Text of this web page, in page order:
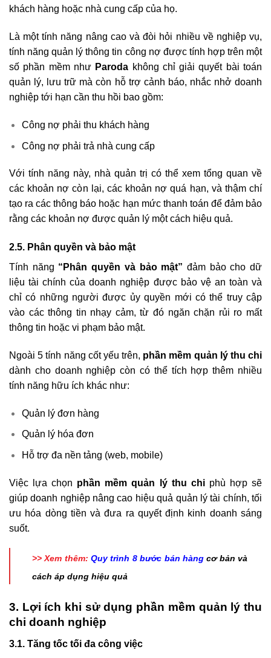
khách hàng hoặc nhà cung cấp của họ.
Là một tính năng nâng cao và đòi hỏi nhiều về nghiệp vụ,
tính năng quản lý thông tin công nợ được tính hợp trên một
số phần mềm như Paroda không chỉ giải quyết bài toán
quản lý, lưu trữ mà còn hỗ trợ cảnh báo, nhắc nhở doanh
nghiệp tới hạn cần thu hồi bao gồm:
Công nợ phải thu khách hàng
Công nợ phải trả nhà cung cấp
Với tính năng này, nhà quản trị có thể xem tổng quan về
các khoản nợ còn lại, các khoản nợ quá hạn, và thậm chí
tạo ra các thông báo hoặc hạn mức thanh toán để đảm bảo
rằng các khoản nợ được quản lý một cách hiệu quả.
2.5. Phân quyền và bảo mật
Tính năng “Phân quyền và bảo mật” đảm bảo cho dữ
liệu tài chính của doanh nghiệp được bảo vệ an toàn và
chỉ có những người được ủy quyền mới có thể truy cập
vào các thông tin nhạy cảm, từ đó ngăn chặn rủi ro mất
thông tin hoặc vi phạm bảo mật.
Ngoài 5 tính năng cốt yếu trên, phần mềm quản lý thu chi
dành cho doanh nghiệp còn có thể tích hợp thêm nhiều
tính năng hữu ích khác như:
Quản lý đơn hàng
Quản lý hóa đơn
Hỗ trợ đa nền tảng (web, mobile)
Việc lựa chọn phần mềm quản lý thu chiphù hợp sẽ
giúp doanh nghiệp nâng cao hiệu quả quản lý tài chính, tối
ưu hóa dòng tiền và đưa ra quyết định kinh doanh sáng
suốt.
>> Xem thêm: Quy trình 8 bước bán hàngcơ bản và
cách áp dụng hiệu quả
3. Lợi ích khi sử dụng phần mềm quản lý thu
chi doanh nghiệp
3.1. Tăng tốc tối đa công việc